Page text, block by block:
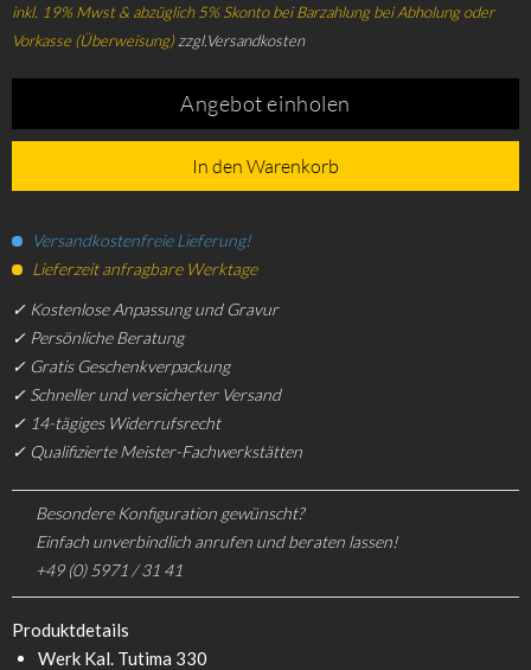
inkl. 19% Mwst & abzüglich 5% Skonto bei Barzahlung bei Abholung oder
Vorkasse (Überweisung)zzgl.Versandkosten
Angebot einholen
In den Warenkorb
Versandkostenfreie Lieferung!
Lieferzeit anfragbare Werktage
✓ Kostenlose Anpassung und Gravur
✓ Persönliche Beratung
✓ Gratis Geschenkverpackung
✓ Schneller und versicherter Versand
✓ 14-tägiges Widerrufsrecht
✓ Qualifizierte Meister-Fachwerkstätten
Besondere Konfiguration gewünscht?
Einfach unverbindlich anrufen und beraten lassen!
+49 (0) 5971 / 31 41
Produktdetails
Werk Kal. Tutima 330